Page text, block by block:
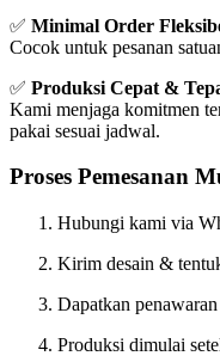
✅ Minimal Order
Cocok untuk pesanan
✅ Produksi Cepat &
Kami menjaga komitmen
pakai sesuai jadwal.
Proses Pemesanan
Hubungi kami via
Kirim desain &
Dapatkan
Produksi dimulai